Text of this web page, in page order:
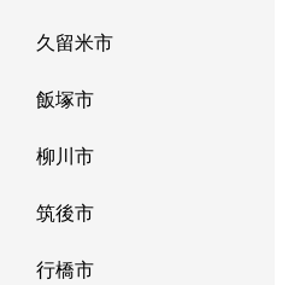
久留米市
飯塚市
柳川市
筑後市
行橋市